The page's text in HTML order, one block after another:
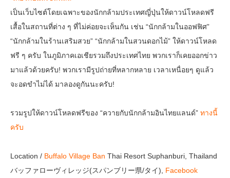
เป็นเว็บไซต์โดยเฉพาะของนักกล้ามประเทศญี่ปุ่นให้ดาวน์โหลดฟรี
เสื้อในสถานที่ต่าง ๆ ที่ไม่ค่อยจะเห็นกัน เช่น “นักกล้ามในออฟฟิศ”
“นักกล้ามในร้านเสริมสวย” “นักกล้ามในสวนดอกไม้” ให้ดาวน์โหลด
ฟรี ๆ ครับ ในภูมิภาคเอเชียรวมถึงประเทศไทย พวกเราก็เคยออกข่าว
มาแล้วด้วยครับ! พวกเรามีรูปถ่ายที่หลากหลาย เวลาเหนื่อยๆ ดูแล้ว
จะอดขำไม่ได้ มาลองดูกันนะครับ!
รวมรูปให้ดาวน์โหลดฟรีของ “ควายกับนักกล้ามอินไทยแลนด์” ทางนี้
ครับ
Location / Buffalo Village Ban Thai Resort Suphanburi, Thailand
バッファローヴィレッジ(スパンブリー県/タイ), Facebook